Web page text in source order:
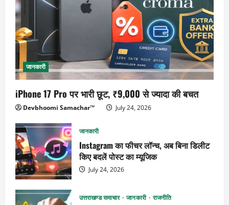
जानकारी
iPhone 17 Pro पर भारी छूट, ₹9,000 से ज्यादा की बचत
Devbhoomi Samachar™ July 24, 2026
जानकारी
Instagram का फीचर लॉन्च, अब बिना डिलीट
किए बदलें पोस्ट का म्यूजिक
July 24, 2026
उत्तराखण्ड समाचार जानकारी राजनीति